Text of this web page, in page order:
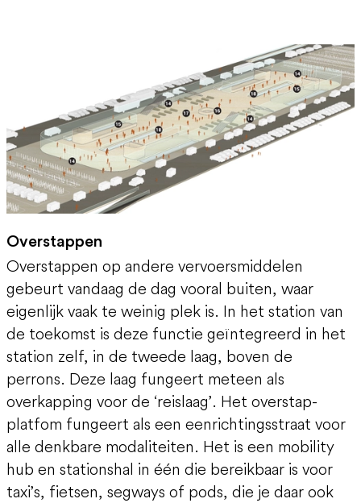
Overstappen
Overstappen op andere vervoersmiddelen
gebeurt vandaag de dag vooral buiten, waar
eigenlijk vaak te weinig plek is. In het station van
de toekomst is deze functie geïntegreerd in het
station zelf, in de tweede laag, boven de
perrons. Deze laag fungeert meteen als
overkapping voor de ‘reislaag’. Het overstap-
platfom fungeert als een eenrichtingsstraat voor
alle denkbare modaliteiten. Het is een mobility
hub en stationshal in één die bereikbaar is voor
taxi’s, fietsen, segways of pods, die je daar ook